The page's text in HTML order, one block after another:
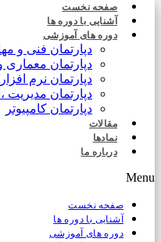
صفحه نخست
آشنایی با دوره ها
دوره های آموزشی
دپارتمان فنی و
دپارتمان
دپارتمان نرم افزار
دپارتمان مدیریت
دپارتمان کامپیوتر
مقالات
نمادها
درباره ما
Menu
صفحه نخست
آشنایی با دوره ها
دوره های آموزشی